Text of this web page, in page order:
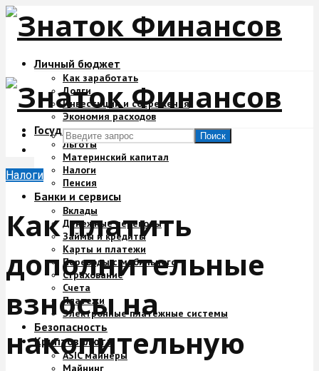
Личный бюджет
Как заработать
Долги
Инвестиции и сбережения
Экономия расходов
Государство и деньги
Льготы
Материнский капитал
Налоги
Пенсия
Банки и сервисы
Вклады
Денежные переводы
Займы и кредиты
Карты и платежи
Переводы с мобильного
Страхование
Счета
Платежи
Электронные платежные системы
Безопасность
Криптовалюта
ASIC майнеры
Майнинг
Поиск
Налоги
Как платить
дополнительные
взносы на
накопительную